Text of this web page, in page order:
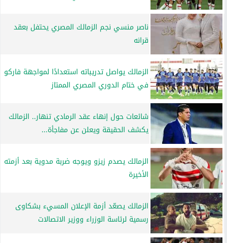
ناصر منسي نجم الزمالك المصري يحتفل بعقد
قرانه
الزمالك يواصل تدريباته استعدادًا لمواجهة فاركو
في ختام الدوري المصري الممتاز
شائعات حول إنهاء عقد الرمادي تنهار.. الزمالك
يكشف الحقيقة ويعلن عن مفاجأة...
الزمالك يصدم زيزو ويوجه ضربة مدوية بعد أزمته
الأخيرة
الزمالك يصعّد أزمة الإعلان المسيء بشكاوى
رسمية لرئاسة الوزراء ووزير الاتصالات